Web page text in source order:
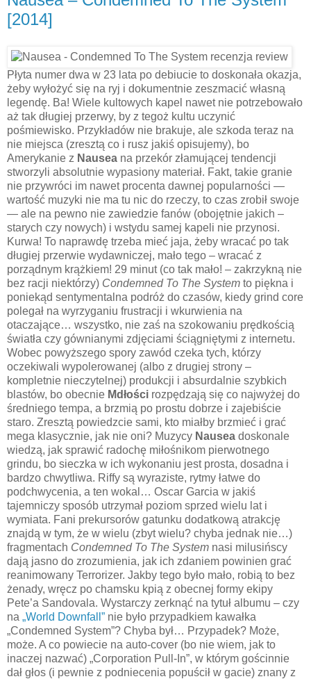
[2014]
Płyta numer dwa w 23 lata po debiucie to doskonała okazja,
żeby wyłożyć się na ryj i dokumentnie zeszmacić własną
legendę. Ba! Wiele kultowych kapel nawet nie potrzebowało
aż tak długiej przerwy, by z tegoż kultu uczynić
pośmiewisko. Przykładów nie brakuje, ale szkoda teraz na
nie miejsca (zresztą co i rusz jakiś opisujemy), bo
Amerykanie z Nausea na przekór złamującej tendencji
stworzyli absolutnie wypasiony materiał. Fakt, takie granie
nie przywróci im nawet procenta dawnej popularności —
wartość muzyki nie ma tu nic do rzeczy, to czas zrobił swoje
— ale na pewno nie zawiedzie fanów (obojętnie jakich –
starych czy nowych) i wstydu samej kapeli nie przynosi.
Kurwa! To naprawdę trzeba mieć jaja, żeby wracać po tak
długiej przerwie wydawniczej, mało tego – wracać z
porządnym krążkiem! 29 minut (co tak mało! – zakrzykną nie
bez racji niektórzy) Condemned To The System to piękna i
poniekąd sentymentalna podróż do czasów, kiedy grind core
polegał na wyrzyganiu frustracji i wkurwienia na
otaczające… wszystko, nie zaś na szokowaniu prędkością
światła czy gównianymi zdjęciami ściągniętymi z internetu.
Wobec powyższego spory zawód czeka tych, którzy
oczekiwali wypolerowanej (albo z drugiej strony –
kompletnie nieczytelnej) produkcji i absurdalnie szybkich
blastów, bo obecnie Mdłości rozpędzają się co najwyżej do
średniego tempa, a brzmią po prostu dobrze i zajebiście
staro. Zresztą powiedzcie sami, kto miałby brzmieć i grać
mega klasycznie, jak nie oni? Muzycy Nausea doskonale
wiedzą, jak sprawić radochę miłośnikom pierwotnego
grindu, bo sieczka w ich wykonaniu jest prosta, dosadna i
bardzo chwytliwa. Riffy są wyraziste, rytmy łatwe do
podchwycenia, a ten wokal… Oscar Garcia w jakiś
tajemniczy sposób utrzymał poziom sprzed wielu lat i
wymiata. Fani prekursorów gatunku dodatkową atrakcję
znajdą w tym, że w wielu (zbyt wielu? chyba jednak nie…)
fragmentach Condemned To The System nasi milusińscy
dają jasno do zrozumienia, jak ich zdaniem powinien grać
reanimowany Terrorizer. Jakby tego było mało, robią to bez
żenady, wręcz po chamsku kpią z obecnej formy ekipy
Pete’a Sandovala. Wystarczy zerknąć na tytuł albumu – czy
na „World Downfall” nie było przypadkiem kawałka
„Condemned System”? Chyba był… Przypadek? Może,
może. A co powiecie na auto-cover (bo nie wiem, jak to
inaczej nazwać) „Corporation Pull-In”, w którym gościnnie
dał głos (i pewnie z podniecenia popuścił w gacie) znany z